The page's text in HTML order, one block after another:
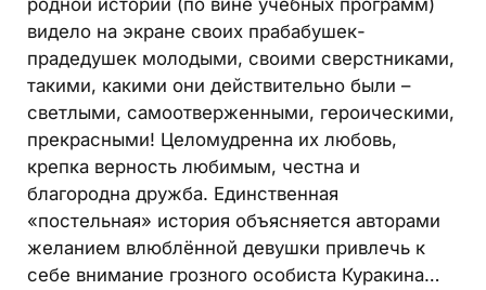
родной истории (по вине учебных программ)
видело на экране своих прабабушек-
прадедушек молодыми, своими сверстниками,
такими, какими они действительно были –
светлыми, самоотверженными, героическими,
прекрасными! Целомудренна их любовь,
крепка верность любимым, честна и
благородна дружба. Единственная
«постельная» история объясняется авторами
желанием влюблённой девушки привлечь к
себе внимание грозного особиста Куракина…